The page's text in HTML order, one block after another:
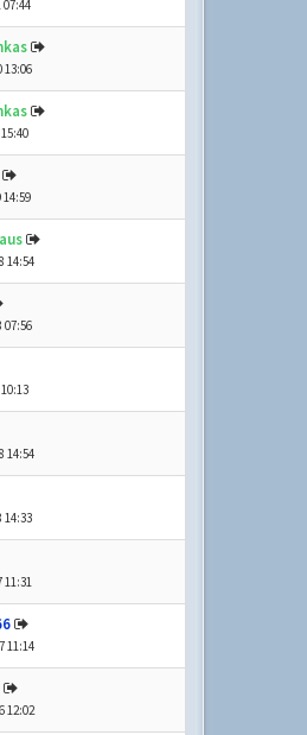
07:44
13:06
14:59
14:54
07:56
14:54
14:33
11:31
11:14
12:02